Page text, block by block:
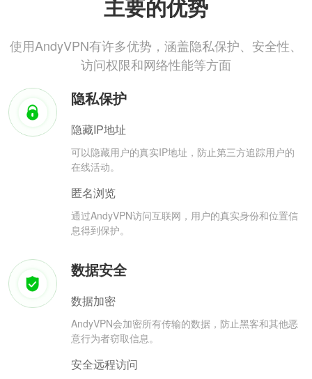
主要的优势
使用AndyVPN有许多优势，涵盖隐私保护、安全性、
访问权限和网络性能等方面
隐私保护
隐藏IP地址
可以隐藏用户的真实IP地址，防止第三方追踪用户的
在线活动。
匿名浏览
通过AndyVPN访问互联网，用户的真实身份和位置信
息得到保护。
数据安全
数据加密
AndyVPN会加密所有传输的数据，防止黑客和其他恶
意行为者窃取信息。
安全远程访问